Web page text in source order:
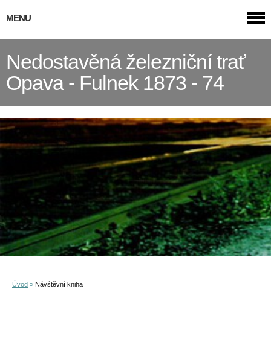
Nedostavěná železniční trať
Opava - Fulnek 1873 - 74
Úvod » Návštěvní kniha
MENU